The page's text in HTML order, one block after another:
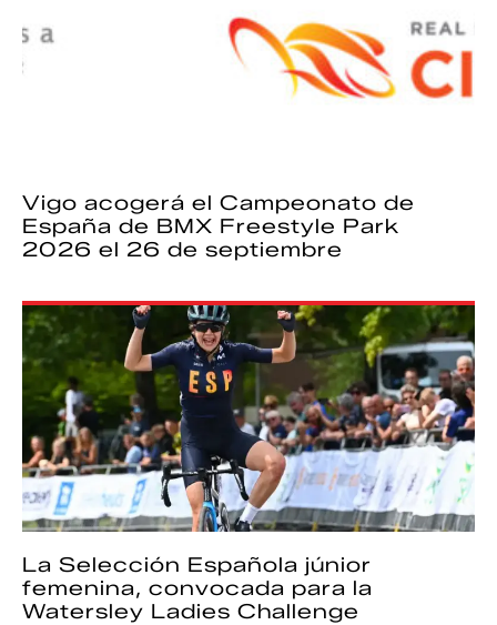
Vigo acogerá el Campeonato de
España de BMX Freestyle Park
2026 el 26 de septiembre
La Selección Española júnior
femenina, convocada para la
Watersley Ladies Challenge